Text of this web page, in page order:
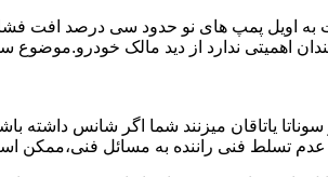
اویل پمپ ضعیف این موتور است و بعد از کارکرد 60/000 الی 100/000
اهمیتی ندارد از دید مالک
یاتاقان میزنند شما اگر شانس
تسلط فنی راننده به مسائل فنی،ممکن